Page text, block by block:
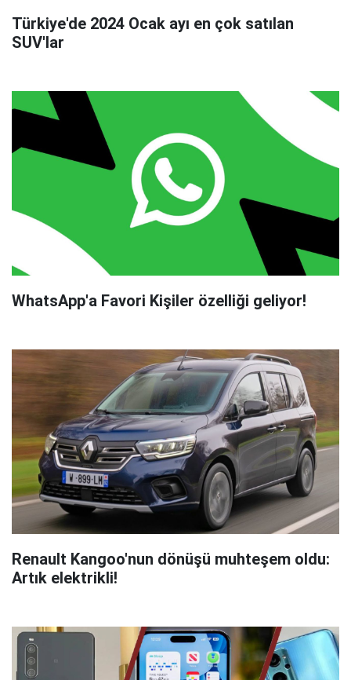
Türkiye'de 2024 Ocak ayı en çok satılan
SUV'lar
WhatsApp'a Favori Kişiler özelliği geliyor!
Renault Kangoo'nun dönüşü muhteşem oldu:
Artık elektrikli!